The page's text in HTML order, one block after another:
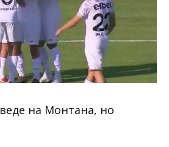
на Монтана, но